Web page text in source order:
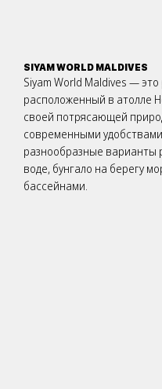
SIYAM WORLD MALDIVES
Siyam World Maldives —
расположенный в атолле
своей потрясающей
современными
разнообразные варианты
воде, бунгало на берегу
бассейнами.